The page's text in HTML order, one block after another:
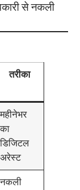
से नकली
तरीका
महीनेभर
का
डिजिटल
अरेस्ट
नकली